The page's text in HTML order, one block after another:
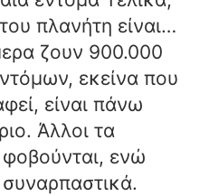
πλανήτη είναι…
ζουν 900.000
εκείνα που
είναι πάνω
Άλλοι τα
φοβούνται, ενώ